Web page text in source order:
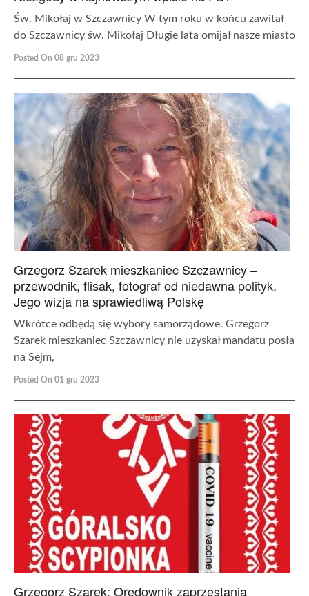
Św. Mikołaj w Szczawnicy W tym roku w końcu zawitał
do Szczawnicy św. Mikołaj Długie lata omijał nasze miasto
Posted On 08 gru 2023
Grzegorz Szarek mieszkaniec Szczawnicy –
przewodnik, flisak, fotograf od niedawna polityk.
Jego wizja na sprawiedliwą Polskę
Wkrótce odbędą się wybory samorządowe. Grzegorz
Szarek mieszkaniec Szczawnicy nie uzyskał mandatu posła
na Sejm,
Posted On 01 gru 2023
Grzegorz Szarek: Orędownik zaprzestania